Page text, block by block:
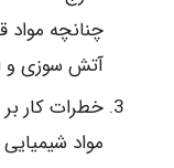
چنانچه مواد
آتش سوزی و
خطرات کار
مواد